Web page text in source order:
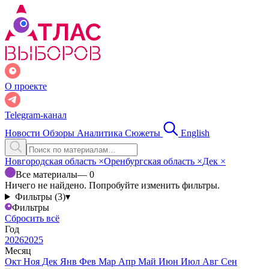
О проекте
Telegram-канал
Новости Обзоры Аналитика Сюжеты English
Новгородская область ×Оренбургская область ×Дек ×
Все материалы— 0
Ничего не найдено. Попробуйте изменить фильтры.
Фильтры (3)▾
Фильтры
Сбросить всё
Год
20262025
Месяц
Окт Ноя Дек Янв Фев Мар Апр Май Июн Июл Авг Сен